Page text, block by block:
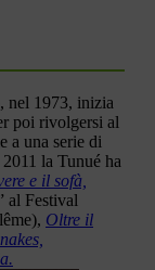
nel 1973, inizia
poi rivolgersi al
a una serie di
la Tunué ha
e il sofà,
al Festival
Oltre il